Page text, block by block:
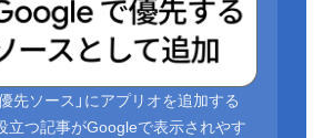
先ソース」にアプリオを追加する
立つ記事がGoogleで表示されやす